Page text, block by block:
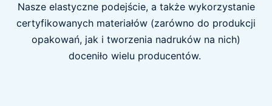
Nasze elastyczne podejście, a także wykorzystanie
certyfikowanych materiałów (zarówno do produkcji
opakowań, jak i tworzenia nadruków na nich)
doceniło wielu producentów.